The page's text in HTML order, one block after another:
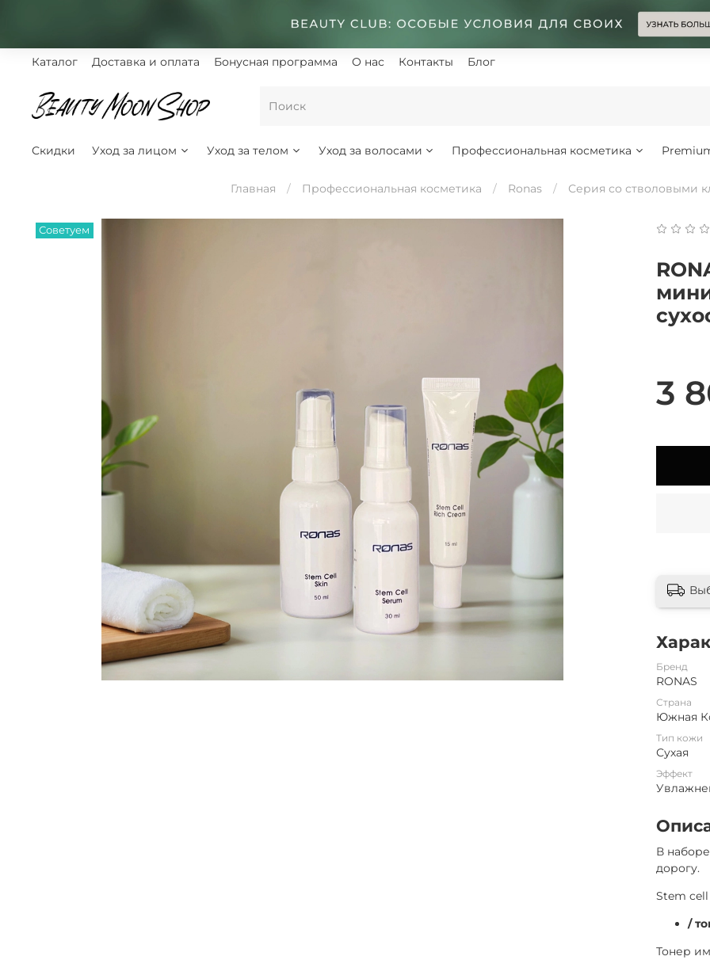
Каталог Доставка и оплата Бонусная программа О нас Контакты Блог
Скидки Уход за лицом Уход за телом Уход за волосами Профессиональная косметика
Главная Профессиональная косметика Ronas Серия со стволовыми
Советуем
3
Бренд
RONAS
Страна
Южная
Тип кожи
Сухая
Эффект
В
дорогу.
Stem
/
Тонер